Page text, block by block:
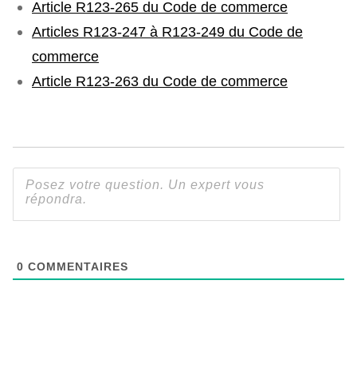
Article R123-265 du Code de commerce
Articles R123-247 à R123-249 du Code de
commerce
Article R123-263 du Code de commerce
0 COMMENTAIRES